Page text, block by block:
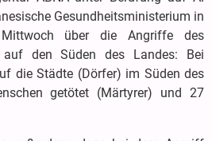
Gesundheitsministerium in
über die Angriffe des
auf den Süden des Landes: Bei
die Städte (Dörfer) im Süden des
getötet (Märtyrer) und 27